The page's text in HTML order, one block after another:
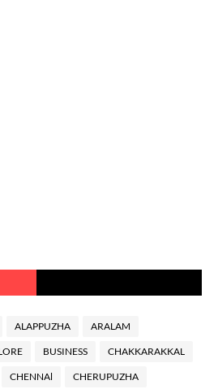
ALAPPUZHA ARALAM
BUSINESS CHAKKARAKKAL
CHENNAl CHERUPUZHA